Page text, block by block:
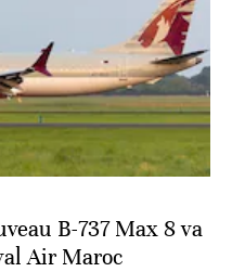
B-737 Max 8 va
Air Maroc